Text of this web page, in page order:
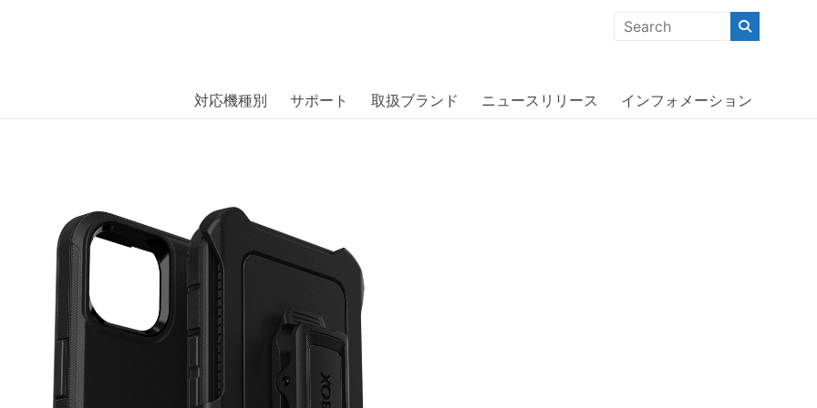
には、日本では珍しい「海外ブランド」をはじめ「ユニークな商品」「機能的な商品」「コストパフォーマンスの高い商
対応機種別 サポート 取扱ブランド ニュースリリース インフォメーション